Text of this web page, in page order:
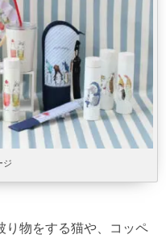
ジ
り物をする猫や、コッペ